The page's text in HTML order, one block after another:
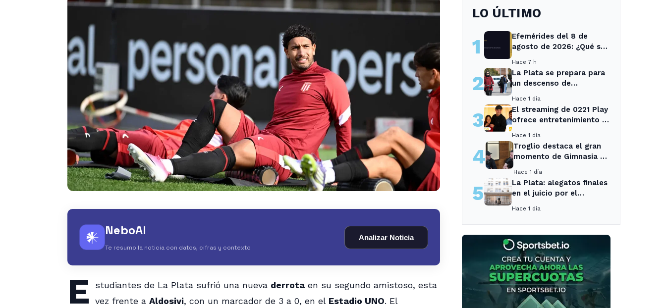
𒀭 NeboAI
Te resumo la noticia con datos, cifras y contexto
Analizar Noticia
E studiantes de La Plata sufrió una nueva derrotaen su segundo amistoso, esta
vez frente a Aldosivi, con un marcador de 3 a 0, en el Estadio UNO. El
LO ÚLTIMO
1
Efemérides del 8 de
agosto de 2026: ¿Qué se
Hace 7 h
2
La Plata se prepara para
un descenso de
Hace 1 día
3
El streaming de 0221 Play
ofrece entretenimiento y
de La Plata y Ensenada.
Hace 1 día
4
Troglio destaca el gran
momento de Gimnasia y
entrenador
Hace 1 día
5
La Plata: alegatos finales
en el juicio por el
Hace 1 día